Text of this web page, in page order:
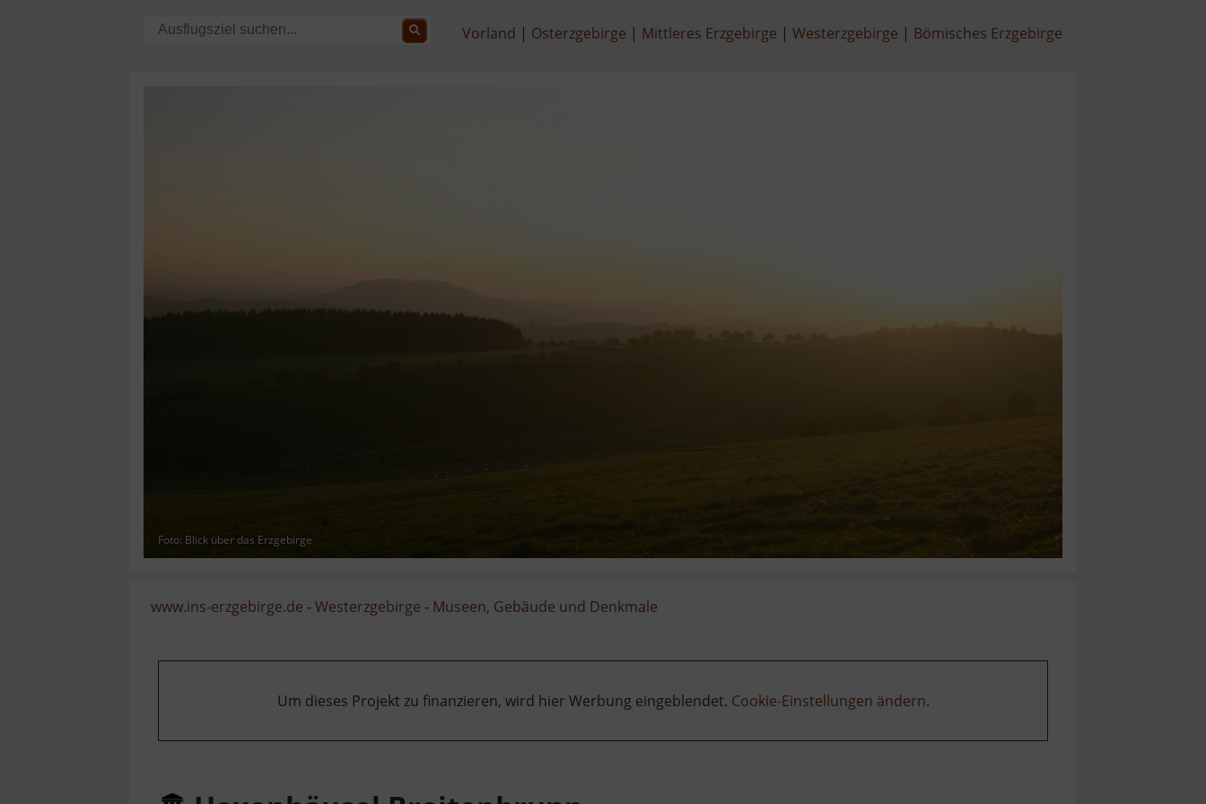
Vorland Osterzgebirge Mittleres Erzgebirge Westerzgebirge Bömisches Erzgebirge
Foto: Blick über das Erzgebirge
www.ins-erzgebirge.de -Westerzgebirge - Museen, Gebäude und Denkmale
Um dieses Projekt zu finanzieren, wird hier Werbung eingeblendet. Cookie-Einstellungen ändern.